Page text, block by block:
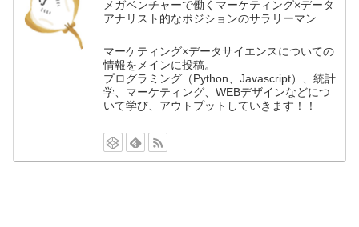
メガベンチャーで働くマーケティング×データ
アナリスト的なポジションのサラリーマン
マーケティング×データサイエンスについての
情報をメインに投稿。
プログラミング（Python、Javascript）、統計
学、マーケティング、WEBデザインなどにつ
いて学び、アウトプットしていきます！！